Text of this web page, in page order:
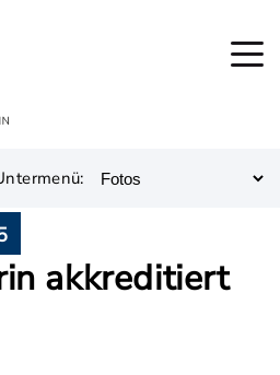
akkreditiert